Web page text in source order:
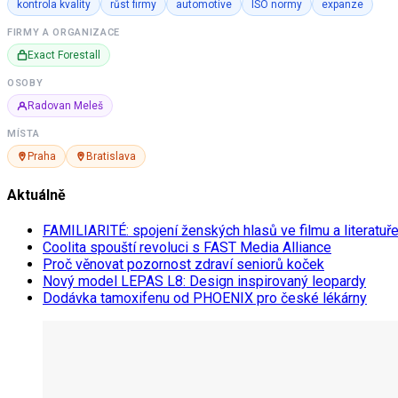
kontrola kvality růst firmy automotive ISO normy expanze
FIRMY A ORGANIZACE
Exact Forestall
OSOBY
Radovan Meleš
MÍSTA
Praha Bratislava
Aktuálně
FAMILIARITÉ: spojení ženských hlasů ve filmu a literatuře
Coolita spouští revoluci s FAST Media Alliance
Proč věnovat pozornost zdraví seniorů koček
Nový model LEPAS L8: Design inspirovaný leopardy
Dodávka tamoxifenu od PHOENIX pro české lékárny